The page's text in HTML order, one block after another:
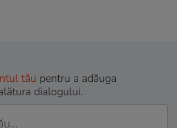
tău pentru a adăuga
dialogului.